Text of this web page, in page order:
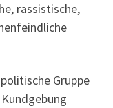
rassistische,
Gruppe